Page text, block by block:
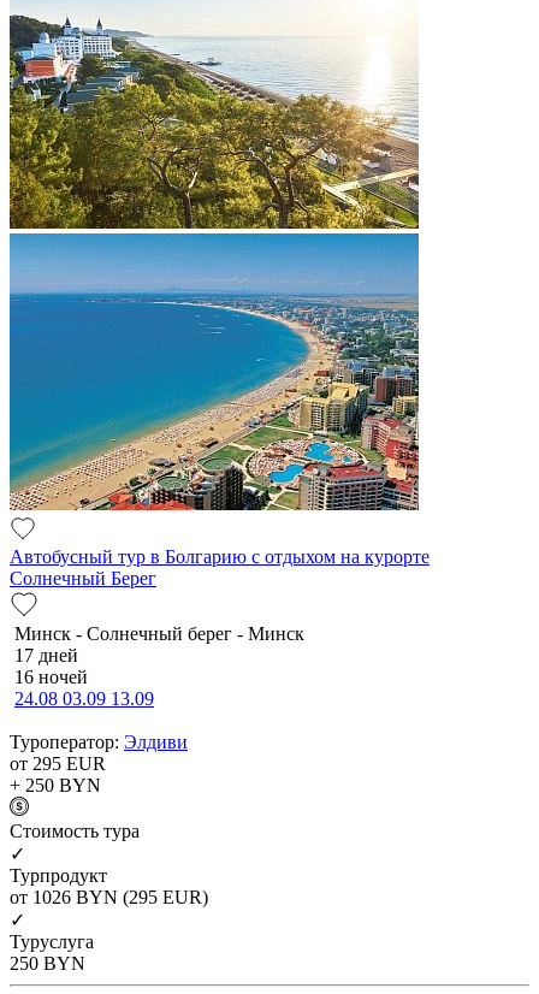
Автобусный тур в Болгарию с отдыхом на курорте
Солнечный Берег
Минск - Солнечный берег - Минск
17 дней
16 ночей
24.08 03.09 13.09
Туроператор: Элдиви
от 295 EUR
+ 250 BYN
Cтоимость тура
✓
Турпродукт
от 1026 BYN (295 EUR)
✓
Туруслуга
250 BYN